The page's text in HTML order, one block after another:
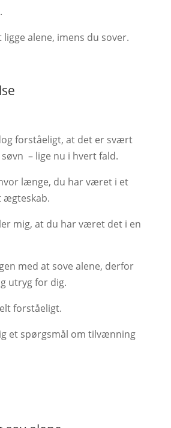
alene, imens du sover.
forståeligt, at det er svært
– lige nu i hvert fald.
længe, du har været i et
ægteskab.
mig, at du har været det i en
med at sove alene, derfor
utryg for dig.
forståeligt.
et spørgsmål om tilvænning